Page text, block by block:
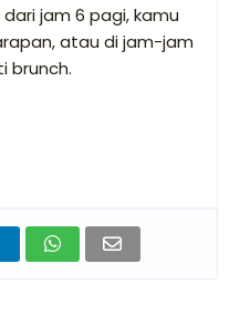
jam 6 pagi, kamu
atau di jam-jam
brunch.